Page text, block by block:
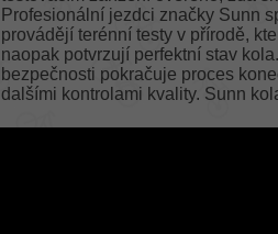
Profesionální jezdci značky Sunn
provádějí terénní testy v přírodě,
naopak potvrzují perfektní stav
bezpečnosti pokračuje proces
dalšími kontrolami kvality. Sunn